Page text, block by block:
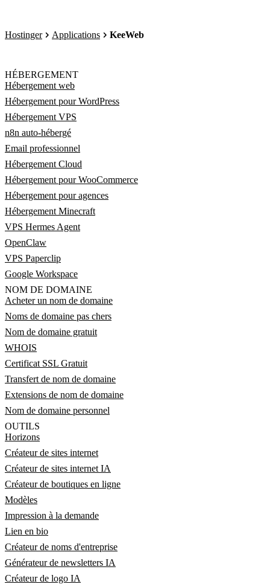
Hostinger Applications KeeWeb
HÉBERGEMENT
Hébergement web
Hébergement pour WordPress
Hébergement VPS
n8n auto-hébergé
Email professionnel
Hébergement Cloud
Hébergement pour WooCommerce
Hébergement pour agences
Hébergement Minecraft
VPS Hermes Agent
OpenClaw
VPS Paperclip
Google Workspace
NOM DE DOMAINE
Acheter un nom de domaine
Noms de domaine pas chers
Nom de domaine gratuit
WHOIS
Certificat SSL Gratuit
Transfert de nom de domaine
Extensions de nom de domaine
Nom de domaine personnel
OUTILS
Horizons
Créateur de sites internet
Créateur de sites internet IA
Créateur de boutiques en ligne
Modèles
Impression à la demande
Lien en bio
Créateur de noms d'entreprise
Générateur de newsletters IA
Créateur de logo IA